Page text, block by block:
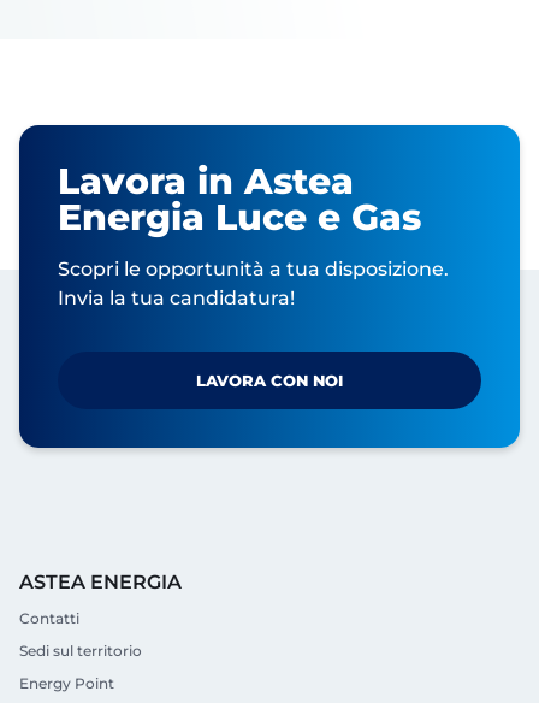
Lavora in Astea
Energia Luce e Gas
Scopri le opportunità a tua disposizione.
Invia la tua candidatura!
LAVORA CON NOI
ASTEA ENERGIA
Contatti
Sedi sul territorio
Energy Point